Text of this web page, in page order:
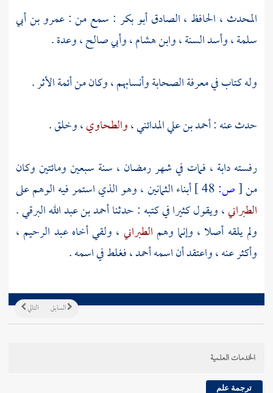
المحدث ، الحافظ ، الصادق أبو بكر : سمع من :عمرو بن أبي
سلمة،وأسد السنة،وابن هشام،وأبي صالح، وعدة .
وله كتاب في معرفة الصحابة وأنسابهم ، وكان من أئمة الأثر .
حدث عنه :أحمد بن علي المدائني،والطحاوي، وخلق .
رفسته دابة ، فمات في شهر رمضان ، سنة سبعين ومائتين وكان
من[ص:
أبناء الثمانين ، وهو الذي استمر فيه الوهم على
الطبراني، ويقول كثيرا في كتبه : حدثناأحمد بن عبد الله البرقي.
ولم يلقه أصلا ، وإنما وهم الطبراني ، ولقي أخاهعبد الرحيم ،
وأكثر عنه ، واعتقد أن اسمهأحمد، فغلط في اسمه .
التالي السابق
الخدمات العلمية
ترجمة علم